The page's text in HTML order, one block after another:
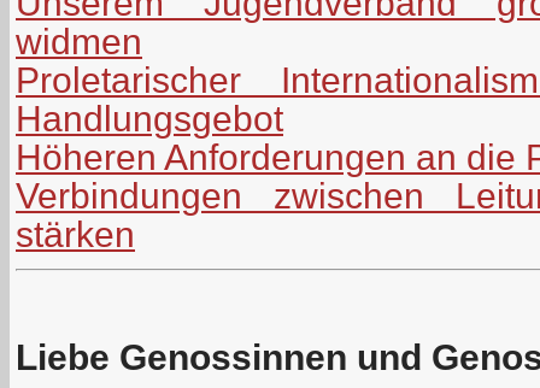
widmen
Proletarischer
Handlungsgebot
Höheren Anforderungen an die
Verbindungen zwischen
stärken
Liebe Genossinnen und